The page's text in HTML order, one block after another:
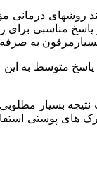
درمانى
پاسخ مناسبى براى
بسیار مطلوبی
پوستی استفاده